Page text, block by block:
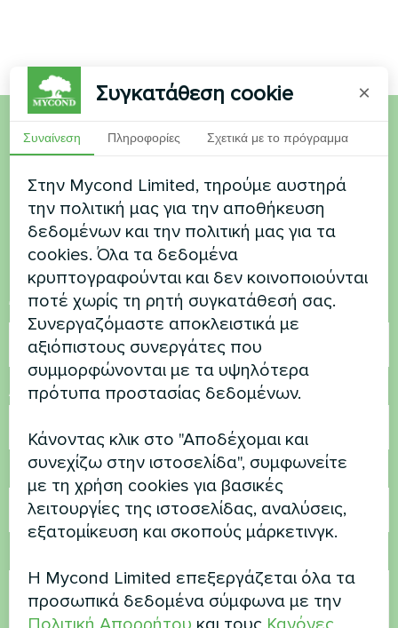
Θέλετε να αγοράσετε ή
έχετε ερωτήσεις
Επικοινωνήστε μαζί μας και θα σας
βοηθήσουμε
Όνομα
Αριθμός τηλεφώνου
Ηλεκτρονικό ταχυδρομείο
Συγκατάθεση cookie ×
Συναίνεση Πληροφορίες Σχετικά με το πρόγραμμα
Στην Mycond Limited, τηρούμε αυστηρά
την πολιτική μας για την αποθήκευση
δεδομένων και την πολιτική μας για τα
cookies. Όλα τα δεδομένα
κρυπτογραφούνται και δεν κοινοποιούνται
ποτέ χωρίς τη ρητή συγκατάθεσή σας.
Συνεργαζόμαστε αποκλειστικά με
αξιόπιστους συνεργάτες που
συμμορφώνονται με τα υψηλότερα
πρότυπα προστασίας δεδομένων.
Κάνοντας κλικ στο "Αποδέχομαι και
συνεχίζω στην ιστοσελίδα", συμφωνείτε
με τη χρήση cookies για βασικές
λειτουργίες της ιστοσελίδας, αναλύσεις,
εξατομίκευση και σκοπούς μάρκετινγκ.
Η Mycond Limited επεξεργάζεται όλα τα
προσωπικά δεδομένα σύμφωνα με την